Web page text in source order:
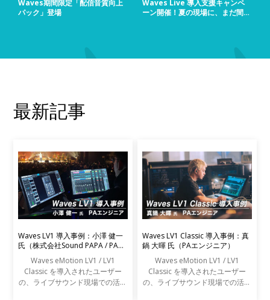
Waves期間限定「配信音質向上
パック」登場
Waves Live 導入支援キャンペ
ーン開催！夏の現場に、まだ間に
最新記事
Waves LV1 導入事例：小澤 健一
氏（株式会社Sound PAPA / PAエ
Waves eMotion LV1 / LV1
Classic を導入されたユーザー
の、ライブサウンド現場での活用
Waves LV1 Classic 導入事例：真
鍋 大暉 氏（PAエンジニア）
Waves eMotion LV1 / LV1
Classic を導入されたユーザー
の、ライブサウンド現場での活用